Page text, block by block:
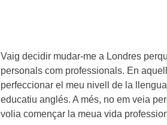
Vaig decidir mudar-me a Londres
personals com professionals. En
perfeccionar el meu nivell de la
educatiu anglés. A més, no em veia
volia començar la meua vida